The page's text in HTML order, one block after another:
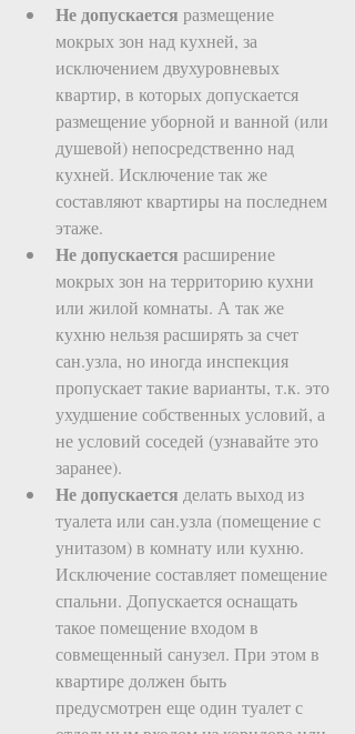
Не допускается размещение
мокрых зон над кухней, за
исключением двухуровневых
квартир, в которых допускается
размещение уборной и ванной (или
душевой) непосредственно над
кухней. Исключение так же
составляют квартиры на последнем
этаже.
Не допускается расширение
мокрых зон на территорию кухни
или жилой комнаты. А так же
кухню нельзя расширять за счет
сан.узла, но иногда инспекция
пропускает такие варианты, т.к. это
ухудшение собственных условий, а
не условий соседей (узнавайте это
заранее).
Не допускается делать выход из
туалета или сан.узла (помещение с
унитазом) в комнату или кухню.
Исключение составляет помещение
спальни. Допускается оснащать
такое помещение входом в
совмещенный санузел. При этом в
квартире должен быть
предусмотрен еще один туалет с